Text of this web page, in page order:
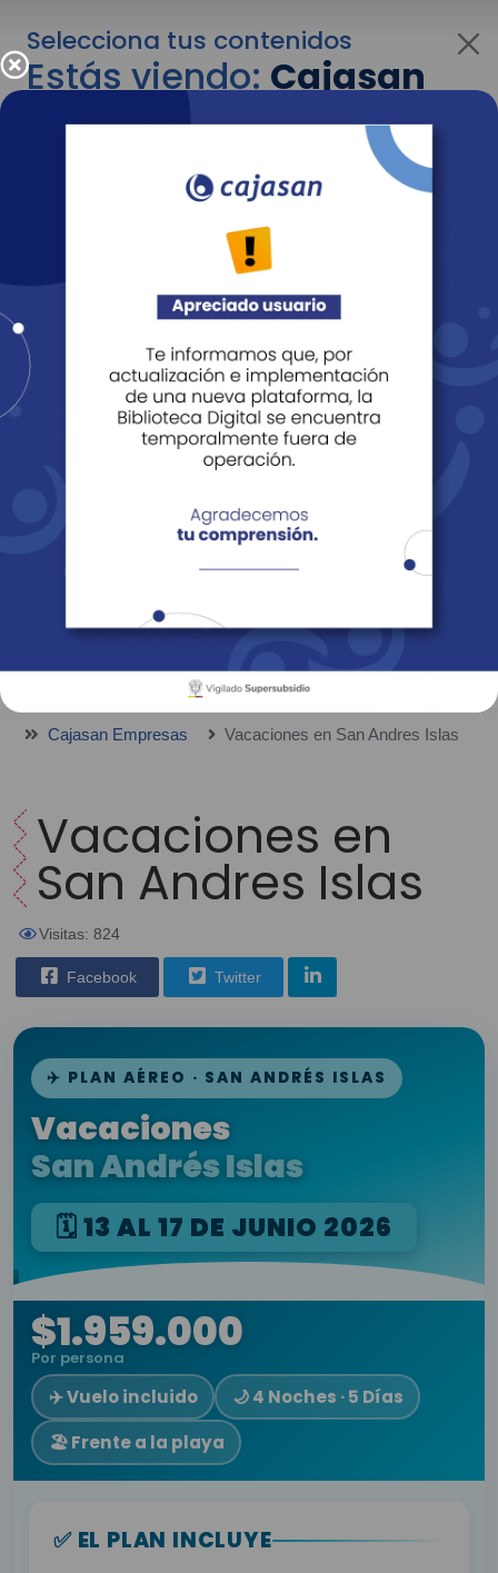
Selecciona tus contenidos
Estás viendo:Cajasan
para empresas
Para cambiar al contenido de tu interés más
adelante recuerda utilizar el menú
Entendido
Revista Fácil Vivir
Sedes Directorio Servicios En Línea
Cajasan Empresas Vacaciones en San Andres Islas
Vacaciones en
San Andres Islas
Visitas: 824
Facebook Twitter
✈️ PLAN AÉREO · SAN ANDRÉS ISLAS
Vacaciones
San Andrés Islas
🗓️ 13 AL 17 DE JUNIO 2026
$1.959.000
Por persona
✈️ Vuelo incluido
🌙 4 Noches · 5 Días
🏖️ Frente a la playa
✅ EL PLAN INCLUYE